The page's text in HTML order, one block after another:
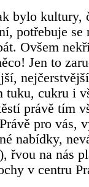
bylo kultury,
potřebuje
Ovšem
Jen to
tuku, cukru i
právě tím
pro vás,
nabídky,
řvou na nás
v centru